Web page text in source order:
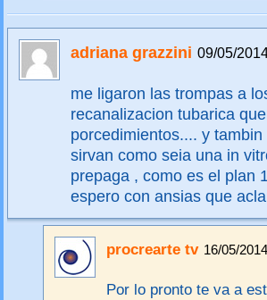
adriana grazzini 09/05/
me ligaron las trompas a
recanalizacion tubarica
porcedimientos.... y
sirvan como seia una in
prepaga , como es el plan
espero con ansias que
procrearte tv 16/05/2014
Por lo pronto te va a